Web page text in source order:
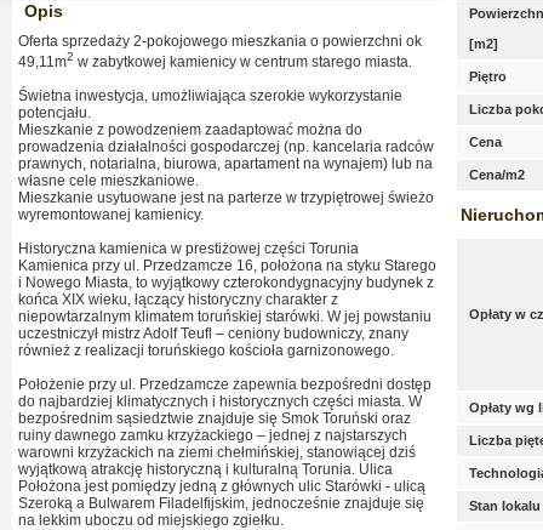
Opis
Oferta sprzedaży 2-pokojowego mieszkania o powierzchni ok
49,11m2 w zabytkowej kamienicy w centrum starego miasta.
Świetna inwestycja, umożliwiająca szerokie wykorzystanie
potencjału.
Mieszkanie z powodzeniem zaadaptować można do
prowadzenia działalności gospodarczej (np. kancelaria radców
prawnych, notarialna, biurowa, apartament na wynajem) lub na
własne cele mieszkaniowe.
Mieszkanie usytuowane jest na parterze w trzypiętrowej świeżo
wyremontowanej kamienicy.
Historyczna kamienica w prestiżowej części Torunia
Kamienica przy ul. Przedzamcze 16, położona na styku Starego
i Nowego Miasta, to wyjątkowy czterokondygnacyjny budynek z
końca XIX wieku, łączący historyczny charakter z
niepowtarzalnym klimatem toruńskiej starówki. W jej powstaniu
uczestniczył mistrz Adolf Teufl – ceniony budowniczy, znany
również z realizacji toruńskiego kościoła garnizonowego.
Położenie przy ul. Przedzamcze zapewnia bezpośredni dostęp
do najbardziej klimatycznych i historycznych części miasta. W
bezpośrednim sąsiedztwie znajduje się Smok Toruński oraz
ruiny dawnego zamku krzyżackiego – jednej z najstarszych
warowni krzyżackich na ziemi chełmińskiej, stanowiącej dziś
wyjątkową atrakcję historyczną i kulturalną Torunia. Ulica
Położona jest pomiędzy jedną z głównych ulic Starówki - ulicą
Szeroką a Bulwarem Filadelfijskim, jednocześnie znajduje się
na lekkim uboczu od miejskiego zgiełku.
[m2]
Piętro
Liczba
Cena
Cena/m2
Opłaty w
Opłaty wg
Liczba
Stan lokalu